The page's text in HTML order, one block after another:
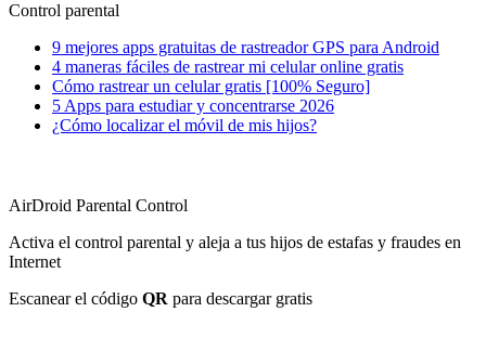
Control parental
9 mejores apps gratuitas de rastreador GPS para Android
4 maneras fáciles de rastrear mi celular online gratis
Cómo rastrear un celular gratis [100% Seguro]
5 Apps para estudiar y concentrarse 2026
¿Cómo localizar el móvil de mis hijos?
AirDroid Parental Control
Activa el control parental y aleja a tus hijos de estafas y fraudes en
Internet
Escanear el código QR para descargar gratis